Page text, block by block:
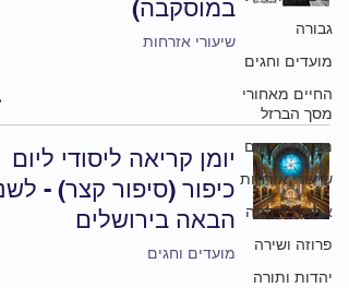
גבורה
מועדים וחגים
החיים מאחורי
מסך הברזל
מצגות ודיונים
שיעורי אזרחות
אמנות ודרמה
פרוזה ושירה
יהדות ותורה
במוסקבה)
שיעורי אזרחות
יומן קריאה ליסודי ליום
כיפור (סיפור קצר) -
הבאה בירושלים
מועדים וחגים